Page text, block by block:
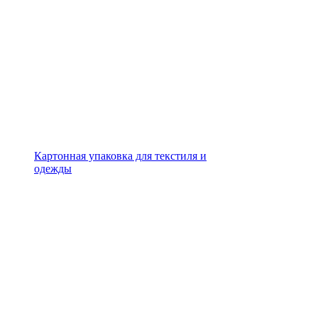
Картонная упаковка для текстиля и
одежды